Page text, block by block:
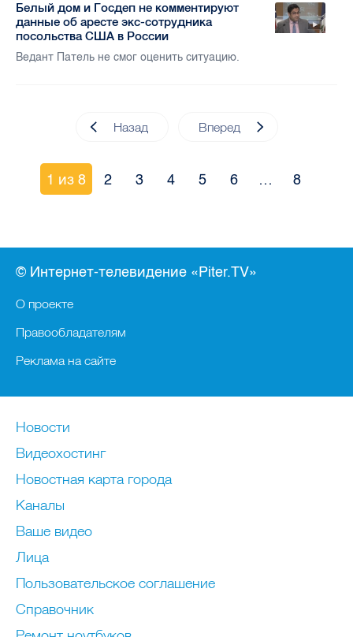
Белый дом и Госдеп не комментируют
данные об аресте экс-сотрудника
посольства США в России
Ведант Патель не смог оценить ситуацию.
Назад Вперед
1 из 8 2 3 4 5 6 … 8
© Интернет-телевидение «Piter.TV»
О проекте
Правообладателям
Реклама на сайте
Новости
Видеохостинг
Новостная карта города
Каналы
Ваше видео
Лица
Пользовательское соглашение
Справочник